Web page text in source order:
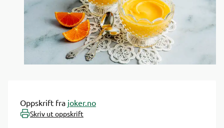
Oppskrift fra joker.no
Skriv ut oppskrift